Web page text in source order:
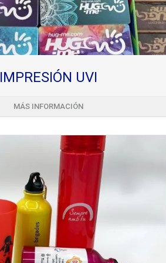
IMPRESIÓN UVI
MÁS INFORMACIÓN